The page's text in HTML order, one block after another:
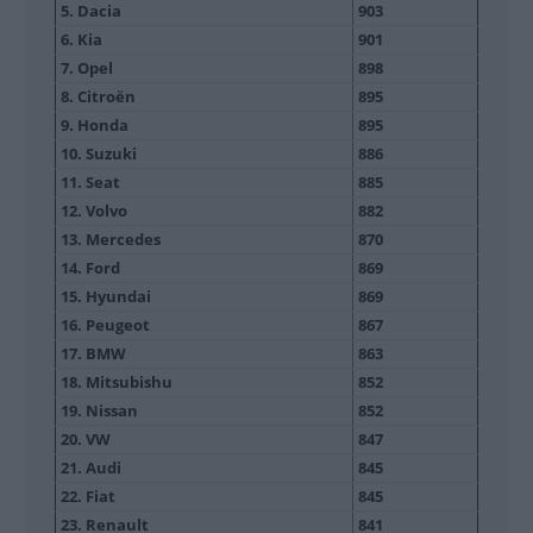
5. Dacia
903
6. Kia
901
7. Opel
898
8. Citroën
895
9. Honda
895
10. Suzuki
886
11. Seat
885
12. Volvo
882
13. Mercedes
870
14. Ford
869
15. Hyundai
869
16. Peugeot
867
17. BMW
863
18. Mitsubishu
852
19. Nissan
852
20. VW
847
21. Audi
845
22. Fiat
845
23. Renault
841